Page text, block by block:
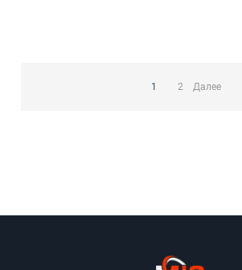
1 2 Далее